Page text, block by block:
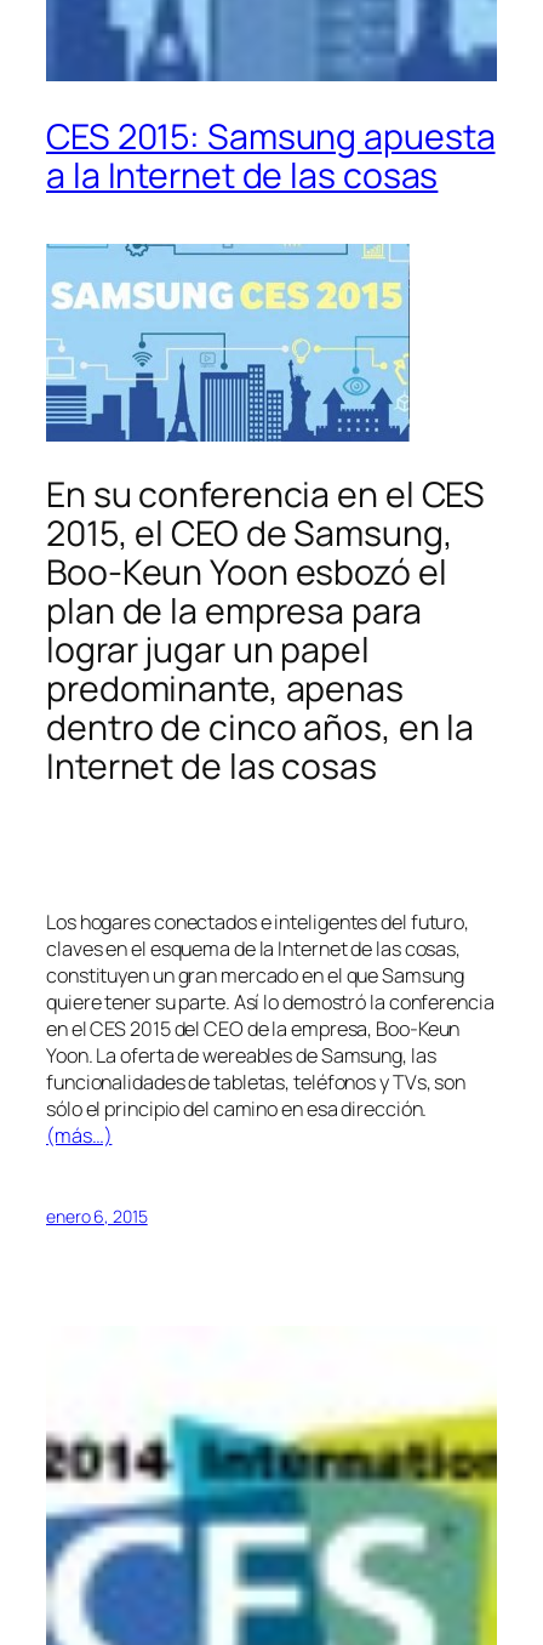
CES 2015: Samsung apuesta
a la Internet de las cosas
En su conferencia en el CES
2015, el CEO de Samsung,
Boo-Keun Yoon esbozó el
plan de la empresa para
lograr jugar un papel
predominante, apenas
dentro de cinco años, en la
Internet de las cosas
Los hogares conectados e inteligentes del futuro,
claves en el esquema de la Internet de las cosas,
constituyen un gran mercado en el que Samsung
quiere tener su parte. Así lo demostró la conferencia
en el CES 2015 del CEO de la empresa, Boo-Keun
Yoon. La oferta de wereables de Samsung, las
funcionalidades de tabletas, teléfonos y TVs, son
sólo el principio del camino en esa dirección.
(más…)
enero 6, 2015